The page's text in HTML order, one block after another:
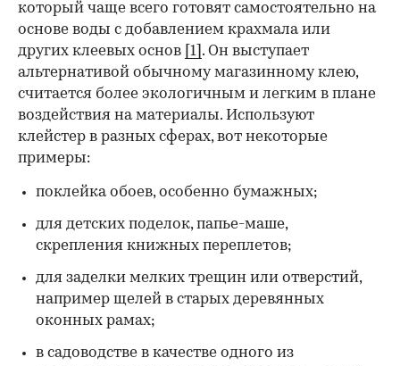
00:00 / 00:00
который чаще всего готовят самостоятельно на
основе воды с добавлением крахмала или
других клеевых основ [1] . Он выступает
альтернативой обычному магазинному клею,
считается более экологичным и легким в плане
воздействия на материалы. Используют
клейстер в разных сферах, вот некоторые
примеры:
поклейка обоев, особенно бумажных;
для детских поделок, папье-маше,
скрепления книжных переплетов;
для заделки мелких трещин или отверстий,
например щелей в старых деревянных
оконных рамах;
в садоводстве в качестве одного из